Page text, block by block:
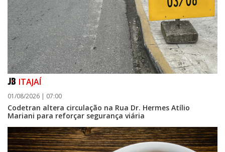
ITAJAÍ
01/08/2026 | 07:00
Codetran altera circulação na Rua Dr. Hermes Atílio
Mariani para reforçar segurança viária